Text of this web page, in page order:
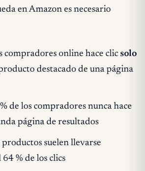
en Amazon es necesario
compradores online hace clic solo
destacado de una página
de los compradores nunca hace
página de resultados
suelen llevarse
% de los clics